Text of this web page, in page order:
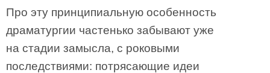
Про эту принципиальную особенность
драматургии частенько забывают уже
на стадии замысла, с роковыми
последствиями: потрясающие идеи